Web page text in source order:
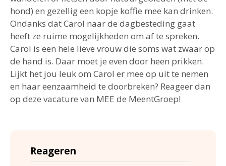
hond) en gezellig een kopje koffie mee kan drinken.
Ondanks dat Carol naar de dagbesteding gaat
heeft ze ruime mogelijkheden om af te spreken.
Carol is een hele lieve vrouw die soms wat zwaar op
de hand is. Daar moet je even door heen prikken.
Lijkt het jou leuk om Carol er mee op uit te nemen
en haar eenzaamheid te doorbreken? Reageer dan
op deze vacature van MEE de MeentGroep!
Reageren